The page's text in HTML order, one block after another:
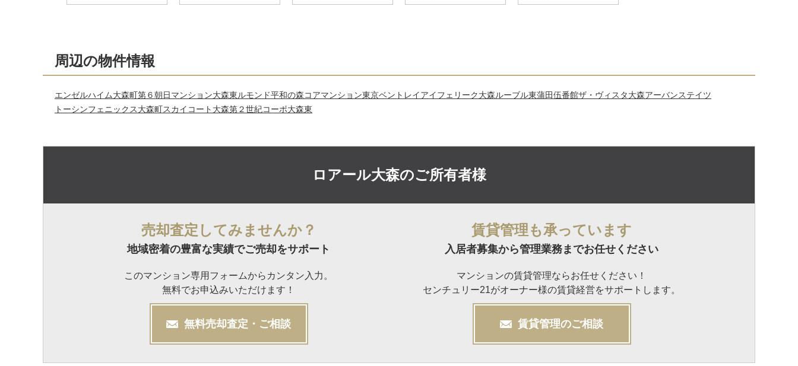
周辺の物件情報
エンゼルハイム大森町第６朝日マンション大森東ルモンド平和の森コアマンション東京ベントレイアイフェリーク大森ルーブル東蒲田伍番館ザ・ヴィスタ大森アーバンステイツ
トーシンフェニックス大森町スカイコート大森第２世紀コーポ大森東
ロアール大森のご所有者様
売却査定してみませんか？
地域密着の豊富な実績でご売却をサポート
このマンション専用フォームからカンタン入力。
無料でお申込みいただけます！
無料売却査定・ご相談
賃貸管理も承っています
入居者募集から管理業務までお任せください
マンションの賃貸管理ならお任せください！
センチュリー21がオーナー様の賃貸経営をサポートします。
賃貸管理のご相談